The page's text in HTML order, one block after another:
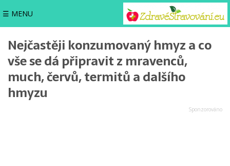
☰ MENU
Nejčastěji konzumovaný hmyz a co
vše se dá připravit z mravenců,
much, červů, termitů a dalšího
hmyzu